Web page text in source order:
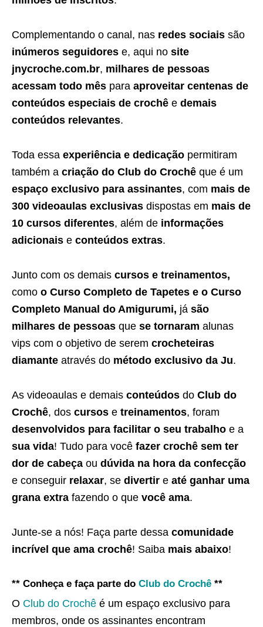
Complementando o canal, nas redes sociais são
inúmeros seguidores e, aqui no site
jnycroche.com.br, milhares de pessoas
acessam todo mês para aproveitar centenas de
conteúdos especiais de crochê e demais
conteúdos relevantes.
Toda essa experiência e dedicação permitiram
também a criação do Club do Crochê que é um
espaço exclusivo para assinantes, com mais de
300 videoaulas exclusivas dispostas em mais de
10 cursos diferentes, além de informações
adicionais e conteúdos extras.
Junto com os demais cursos e treinamentos,
como o Curso Completo de Tapetes e o Curso
Completo Manual do Amigurumi, já são
milhares de pessoas que se tornaram alunas
vips com o objetivo de serem crocheteiras
diamante através do método exclusivo da Ju.
As videoaulas e demais conteúdos do Club do
Crochê, dos cursos e treinamentos, foram
desenvolvidos para facilitar o seu trabalho e a
sua vida! Tudo para você fazer crochê sem ter
dor de cabeça ou dúvida na hora da confecção
e conseguir relaxar, se divertir e até ganhar uma
grana extra fazendo o que você ama.
Junte-se a nós! Faça parte dessa comunidade
incrível que ama crochê! Saiba mais abaixo!
** Conheça e faça parte do Club do Crochê **
O Club do Crochê é um espaço exclusivo para
membros, onde os assinantes encontram